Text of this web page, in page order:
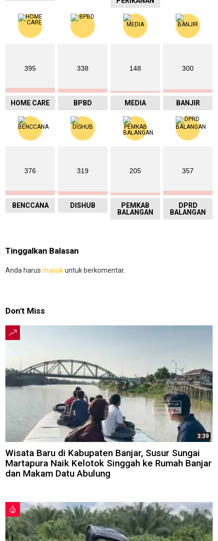
395
HOME CARE
338
BPBD
148
MEDIA
300
BANJIR
376
BENCCANA
319
DISHUB
205
PEMKAB
BALANGAN
357
DPRD
BALANGAN
Tinggalkan Balasan
Anda harus masukuntuk berkomentar.
Don't Miss
3:39
Wisata Baru di Kabupaten Banjar, Susur Sungai
Martapura Naik Kelotok Singgah ke Rumah Banjar
dan Makam Datu Abulung